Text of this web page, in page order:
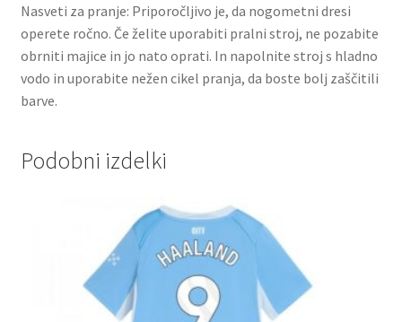
Nasveti za pranje: Priporočljivo je, da nogometni dresi
operete ročno. Če želite uporabiti pralni stroj, ne pozabite
obrniti majice in jo nato oprati. In napolnite stroj s hladno
vodo in uporabite nežen cikel pranja, da boste bolj zaščitili
barve.
Podobni izdelki